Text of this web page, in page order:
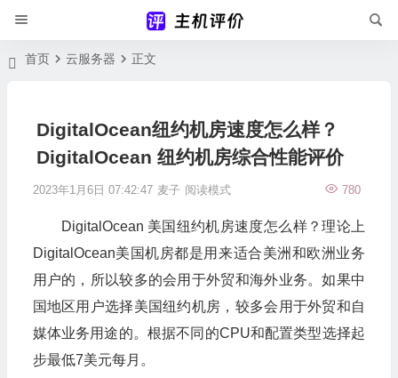
首页 云服务器 正文
DigitalOcean纽约机房速度怎么样？
DigitalOcean 纽约机房综合性能评价
2023年1月6日 07:42:47 麦子 780
阅读模式
DigitalOcean 美国纽约机房速度怎么样？理论上
DigitalOcean美国机房都是用来适合美洲和欧洲业务
用户的，所以较多的会用于外贸和海外业务。如果中
国地区用户选择美国纽约机房，较多会用于外贸和自
媒体业务用途的。根据不同的CPU和配置类型选择起
步最低7美元每月。